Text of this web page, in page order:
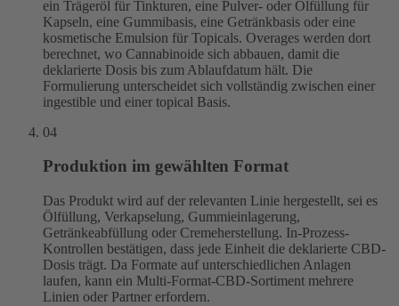
ein Trägeröl für Tinkturen, eine Pulver- oder Ölfüllung für
Kapseln, eine Gummibasis, eine Getränkbasis oder eine
kosmetische Emulsion für Topicals. Overages werden dort
berechnet, wo Cannabinoide sich abbauen, damit die
deklarierte Dosis bis zum Ablaufdatum hält. Die
Formulierung unterscheidet sich vollständig zwischen einer
ingestible und einer topical Basis.
04
Produktion im gewählten Format
Das Produkt wird auf der relevanten Linie hergestellt, sei es
Ölfüllung, Verkapselung, Gummieinlagerung,
Getränkeabfüllung oder Cremeherstellung. In-Prozess-
Kontrollen bestätigen, dass jede Einheit die deklarierte CBD-
Dosis trägt. Da Formate auf unterschiedlichen Anlagen
laufen, kann ein Multi-Format-CBD-Sortiment mehrere
Linien oder Partner erfordern.